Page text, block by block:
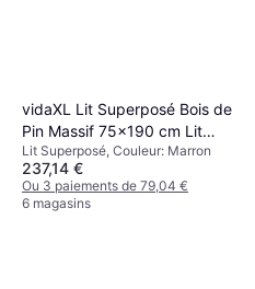
vidaXL Lit Superposé Bois de
Pin Massif 75x190 cm Lit
Superposé
Lit Superposé, Couleur: Marron
237,14 €
Ou 3 paiements de 79,04 €
6 magasins